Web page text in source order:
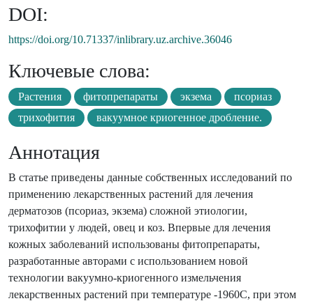
DOI:
https://doi.org/10.71337/inlibrary.uz.archive.36046
Ключевые слова:
Растения фитопрепараты экзема
псориаз
трихофития
вакуумное криогенное дробление.
Аннотация
В статье приведены данные собственных исследований по
применению лекарственных растений для лечения
дерматозов (псориаз, экзема) сложной этиологии,
трихофитии у людей, овец и коз. Впервые для лечения
кожных заболеваний использованы фитопрепараты,
разработанные авторами с использованием новой
технологии вакуумно-криогенного измельчения
лекарственных растений при температуре -1960С, при этом